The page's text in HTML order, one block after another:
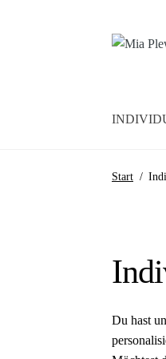
Zur
Zum
Start /
Du hast